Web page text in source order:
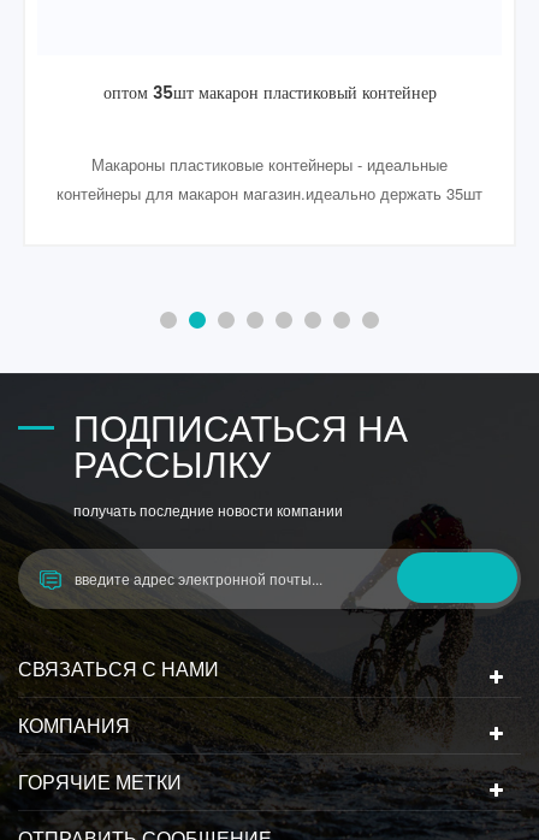
Прозрачный листовой пластик ПЭТ прозрачный лист ПЭТ
pet sheet recycled это научно известный как полиэтилен
терефталат. Кроме того, это пластик, смолы и полиэфира.
ПОДПИСАТЬСЯ НА
РАССЫЛКУ
получать последние новости компании
СВЯЗАТЬСЯ С НАМИ
КОМПАНИЯ
ГОРЯЧИЕ МЕТКИ